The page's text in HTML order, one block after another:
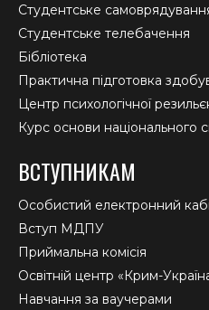
Студентське
Студентське телебачення
Бібліотека
Практична підготовка
Центр психологічної
Курс основи національного
ВСТУПНИКАМ
Особистий електронний
Вступ МДПУ
Приймальна комісія
Освітній центр «Крим-
Навчання за ваучерами